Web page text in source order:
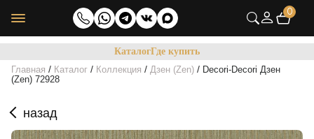
0
КаталогГде купить
Главная / Каталог / Коллекция / Дзен (Zen) / Decori-Decori Дзен
(Zen) 72928
назад